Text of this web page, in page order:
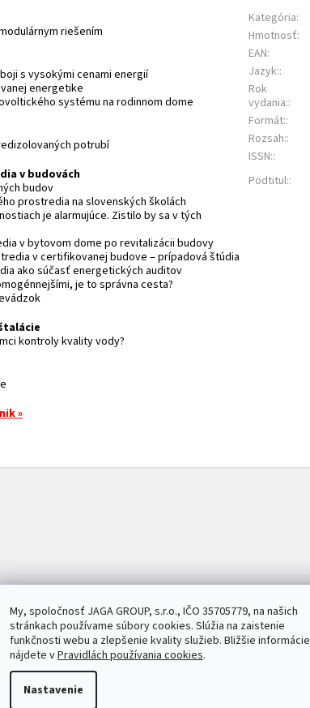
My, spoločnosť JAGA GROUP, s.r.o., IČO 35705779, na našich
stránkach používame súbory cookies. Slúžia na zaistenie
funkčnosti webu a zlepšenie kvality služieb. Bližšie informácie
nájdete vPravidlách používania cookies.
Nastavenie
riešením
s vysokými cenami energií
energetike
systému na rodinnom dome
potrubí
v budovách
budov
prostredia na slovenských školách
je alarmujúce. Zistilo by sa v tých
v bytovom dome po revitalizácii budovy
v certifikovanej budove – prípadová štúdia
ako súčasť energetických auditov
je to správna cesta?
kontroly kvality vody?
»
Kategória:
Hmotnosť:
EAN:
Jazyk::
Rok
vydania::
Formát::
Rozsah::
ISSN::
Podtitul::
Mojdom.sk Urobsisam.sk Zahrada.sk ASB.sk